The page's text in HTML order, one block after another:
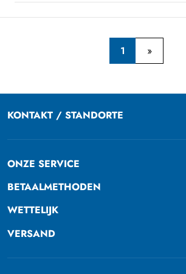
1
KONTAKT / STANDORTE
ONZE SERVICE
BETAALMETHODEN
WETTELIJK
VERSAND